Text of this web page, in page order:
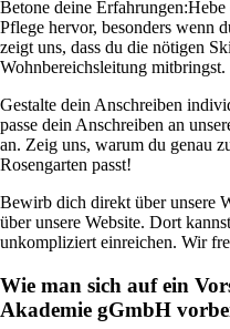
Betone deine Erfahrungen:Hebe
Pflege hervor, besonders wenn
zeigt uns, dass du die nötigen
Wohnbereichsleitung mitbringst.
Gestalte dein Anschreiben
passe dein Anschreiben an
an. Zeig uns, warum du genau
Rosengarten passt!
Bewirb dich direkt über unsere
über unsere Website. Dort
unkompliziert einreichen. Wir
Wie man sich auf ein
Akademie gGmbH